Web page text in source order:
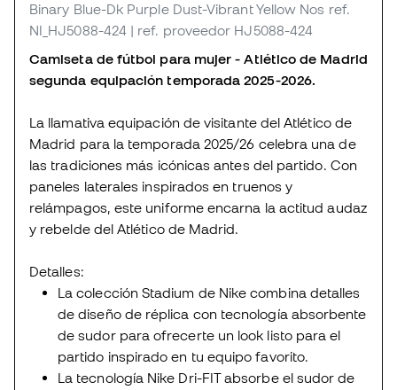
Binary Blue-Dk Purple Dust-Vibrant Yellow Nos ref.
NI_HJ5088-424 | ref. proveedor HJ5088-424
Camiseta de fútbol para mujer - Atlético de Madrid
segunda equipación temporada 2025-2026.
La llamativa equipación de visitante del Atlético de
Madrid para la temporada 2025/26 celebra una de
las tradiciones más icónicas antes del partido. Con
paneles laterales inspirados en truenos y
relámpagos, este uniforme encarna la actitud audaz
y rebelde del Atlético de Madrid.
Detalles:
La colección Stadium de Nike combina detalles
de diseño de réplica con tecnología absorbente
de sudor para ofrecerte un look listo para el
partido inspirado en tu equipo favorito.
La tecnología Nike Dri-FIT absorbe el sudor de